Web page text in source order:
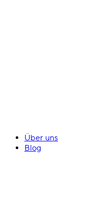
Über uns
Blog